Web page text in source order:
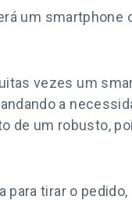
um smartphone
vezes um
a
de um robusto,
tirar o